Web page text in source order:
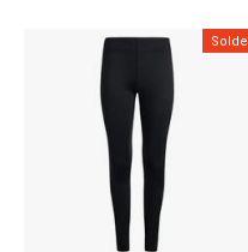
Solde